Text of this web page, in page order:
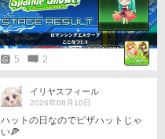
5 2
イリヤスフィール
2026年08月10日
ハットの日なのでピザハットじゃ
い🍕